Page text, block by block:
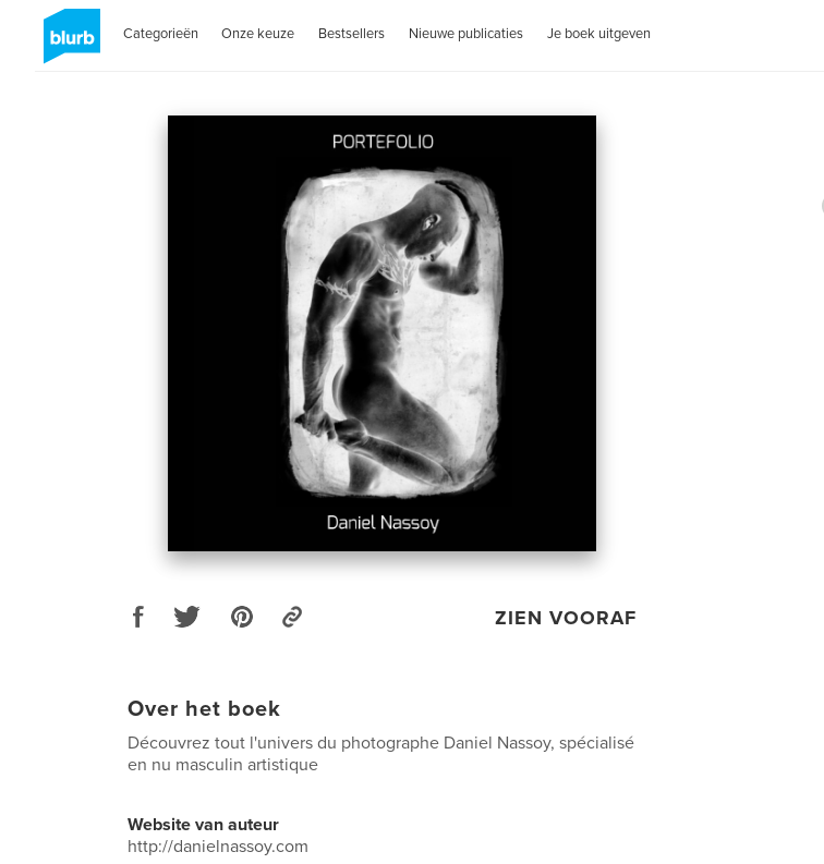
Categorieën Onze keuze Bestsellers Nieuwe publicaties Je boek uitgeven
ZIEN VOORAF
Over het boek
Découvrez tout l'univers du photographe Daniel Nassoy, spécialisé
en nu masculin artistique
Website van auteur
http://danielnassoy.com